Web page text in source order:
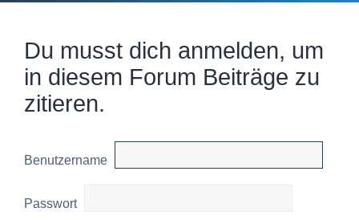
Du musst dich anmelden, um
in diesem Forum Beiträge zu
zitieren.
Benutzername
Passwort